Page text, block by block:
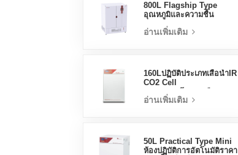
800L Flagship Type
อุณหภูมิและความชื้น
Incubator Chamber
อุปกรณ์ห้องปฏิบัติการ
อ่านเพิ่มเติม
160Lปฏิบัติประเภทเสื้อน้ำIR
CO2 Cell
อาชีพLab Incubators
อ่านเพิ่มเติม
50L Practical Type Mini
ห้องปฏิบัติการอัตโนมัติราคา